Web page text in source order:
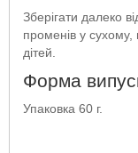
Зберігати далеко
променів у
дітей.
Форма
Упаковка 60 г.